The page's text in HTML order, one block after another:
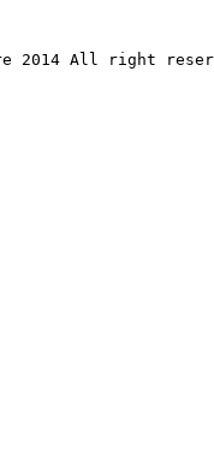
2014 All right